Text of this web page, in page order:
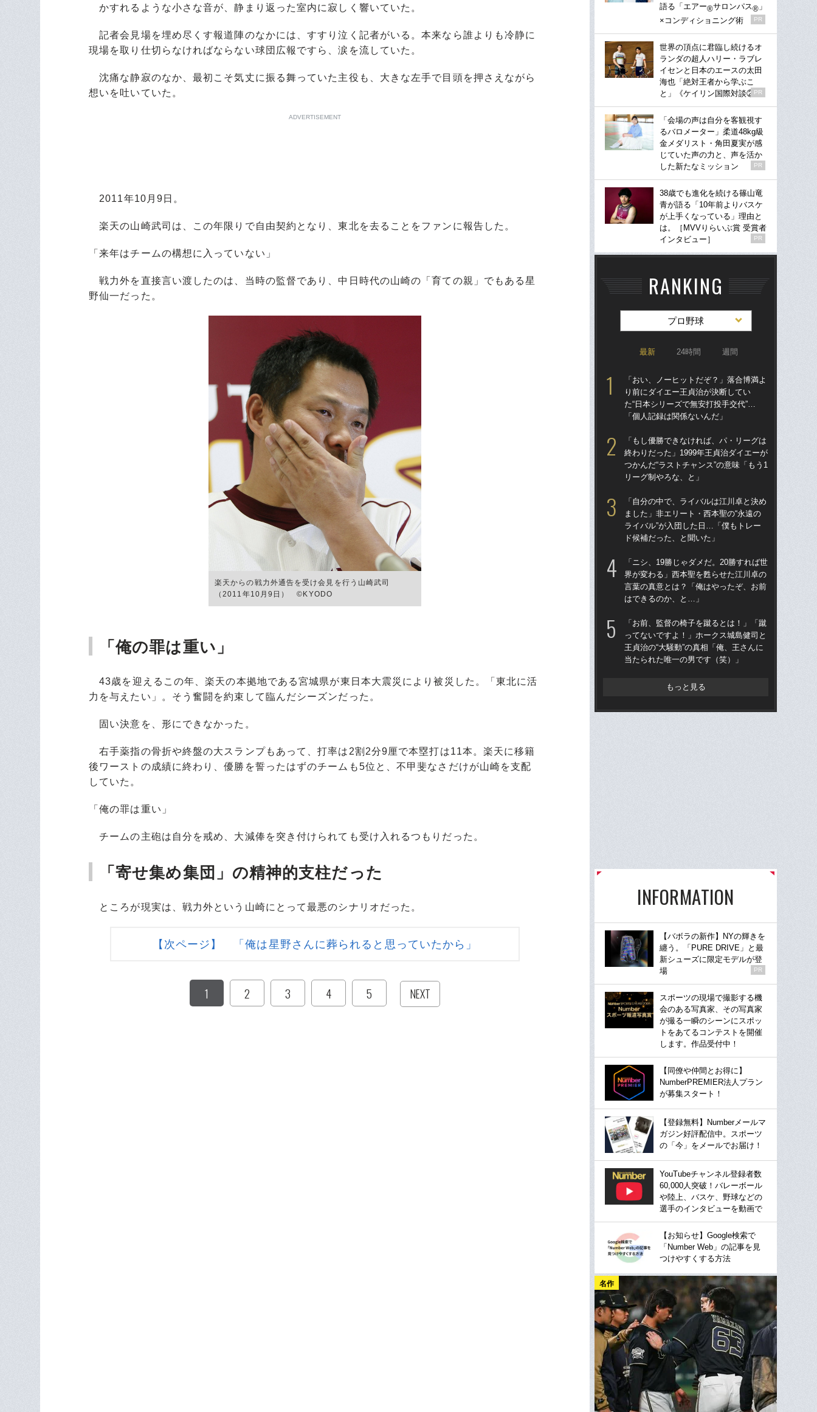
かすれるような小さな音が、静まり返った室内に寂しく響いていた。
記者会見場を埋め尽くす報道陣のなかには、すすり泣く記者がいる。本来なら誰よりも冷静に
現場を取り仕切らなければならない球団広報ですら、涙を流していた。
沈痛な静寂のなか、最初こそ気丈に振る舞っていた主役も、大きな左手で目頭を押さえながら
想いを吐いていた。
ADVERTISEMENT
2011年10月9日。
楽天の山崎武司は、この年限りで自由契約となり、東北を去ることをファンに報告した。
「来年はチームの構想に入っていない」
戦力外を直接言い渡したのは、当時の監督であり、中日時代の山崎の「育ての親」でもある星
野仙一だった。
楽天からの戦力外通告を受け会見を行う山崎武司
（2011年10月9日） ©KYODO
「俺の罪は重い」
43歳を迎えるこの年、楽天の本拠地である宮城県が東日本大震災により被災した。「東北に活
力を与えたい」。そう奮闘を約束して臨んだシーズンだった。
固い決意を、形にできなかった。
右手薬指の骨折や終盤の大スランプもあって、打率は2割2分9厘で本塁打は11本。楽天に移籍
後ワーストの成績に終わり、優勝を誓ったはずのチームも5位と、不甲斐なさだけが山崎を支配
していた。
「俺の罪は重い」
チームの主砲は自分を戒め、大減俸を突き付けられても受け入れるつもりだった。
「寄せ集め集団」の精神的支柱だった
ところが現実は、戦力外という山崎にとって最悪のシナリオだった。
【次ページ】 「俺は星野さんに葬られると思っていたから」
1 2 3 4 5 NEXT
語る「エアー®サロンパス® 」
×コンディショニング術
PR
世界の頂点に君臨し続けるオ
ランダの超人ハリー・ラブレ
イセンと日本のエースの太田
海也「絶対王者から学ぶこ
と」《ケイリン国際対談②》
PR
「会場の声は自分を客観視す
るバロメーター」柔道48kg級
金メダリスト・角田夏実が感
じていた声の力と、声を活か
した新たなミッション
PR
38歳でも進化を続ける篠山竜
青が語る「10年前よりバスケ
が上手くなっている」理由と
は。［MVVりらいぶ賞 受賞者
インタビュー］
PR
RANKING
プロ野球
最新 24時間 週間
「おい、ノーヒットだぞ？」落合博満よ
り前にダイエー王貞治が決断してい
た“日本シリーズで無安打投手交代”…
「個人記録は関係ないんだ」
「もし優勝できなければ、パ・リーグは
終わりだった」1999年王貞治ダイエーが
つかんだ“ラストチャンス”の意味「もう1
リーグ制やろな、と」
「自分の中で、ライバルは江川卓と決め
ました」非エリート・西本聖の“永遠の
ライバル”が入団した日…「僕もトレー
ド候補だった、と聞いた」
「ニシ、19勝じゃダメだ。20勝すれば世
界が変わる」西本聖を甦らせた江川卓の
言葉の真意とは？「俺はやったぞ、お前
はできるのか、と…」
「お前、監督の椅子を蹴るとは！」「蹴
ってないですよ！」ホークス城島健司と
王貞治の“大騒動”の真相「俺、王さんに
当たられた唯一の男です（笑）」
もっと見る
INFORMATION
【バボラの新作】NYの輝きを
纏う。「PURE DRIVE」と最
新シューズに限定モデルが登
場
PR
スポーツの現場で撮影する機
会のある写真家、その写真家
が撮る一瞬のシーンにスポッ
トをあてるコンテストを開催
します。作品受付中！
【同僚や仲間とお得に】
NumberPREMIER法人プラン
が募集スタート！
【登録無料】Numberメールマ
ガジン好評配信中。スポーツ
の「今」をメールでお届け！
YouTubeチャンネル登録者数
60,000人突破！バレーボール
や陸上、バスケ、野球などの
選手のインタビューを動画で
【お知らせ】Google検索で
「Number Web」の記事を見
つけやすくする方法
名作